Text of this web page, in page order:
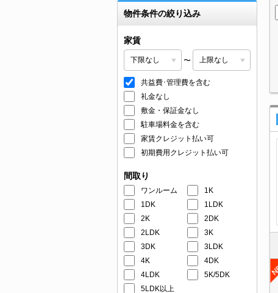
物件条件の絞り込み
家賃
〜
共益費･管理費を含む
礼金なし
敷金・保証金なし
駐車場料金を含む
家賃クレジット払い可
初期費用クレジット払い可
間取り
ワンルーム
1K
1DK
1LDK
2K
2DK
2LDK
3K
3DK
3LDK
4K
4DK
4LDK
5K/5DK
5LDK以上